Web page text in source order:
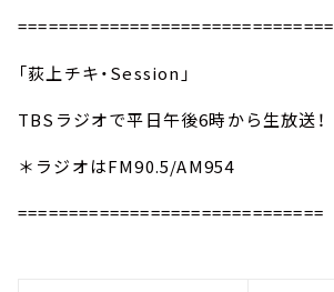
===============================
「荻上チキ・Session」
TBSラジオで平日午後6時から生放送！
＊ラジオはFM90.5/AM954
==============================